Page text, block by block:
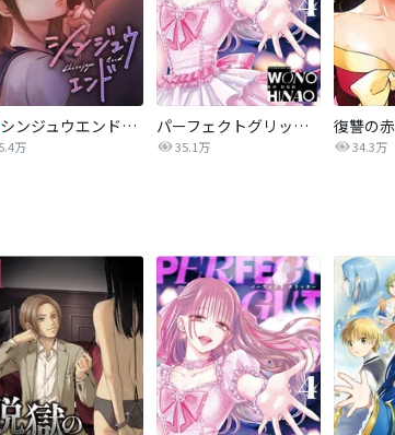
シンジュウエンド【タテヨミ】
5.4万
パーフェクトグリッター
35.1万 34.3万